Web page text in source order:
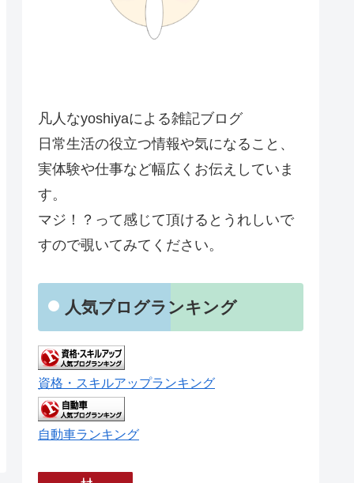
凡人なyoshiyaによる雑記ブログ
日常生活の役立つ情報や気になること、
実体験や仕事など幅広くお伝えしていま
す。
マジ！？って感じて頂けるとうれしいで
すので覗いてみてください。
人気ブログランキング
資格・スキルアップランキング
自動車ランキング